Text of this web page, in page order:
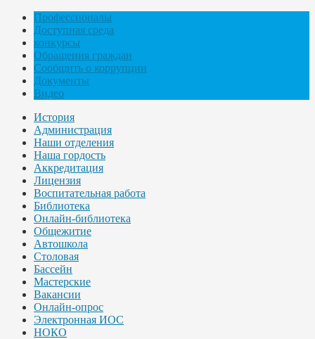
Профессионалы
Доступная среда
конкурсы
Обращения граждан
Сообщить о коррупции
Документы
Видео
История
Администрация
Наши отделения
Наша гордость
Аккредитация
Лицензия
Воспитательная работа
Библиотека
Онлайн-библиотека
Общежитие
Автошкола
Столовая
Бассейн
Мастерские
Вакансии
Онлайн-опрос
Электронная ИОС
НОКО